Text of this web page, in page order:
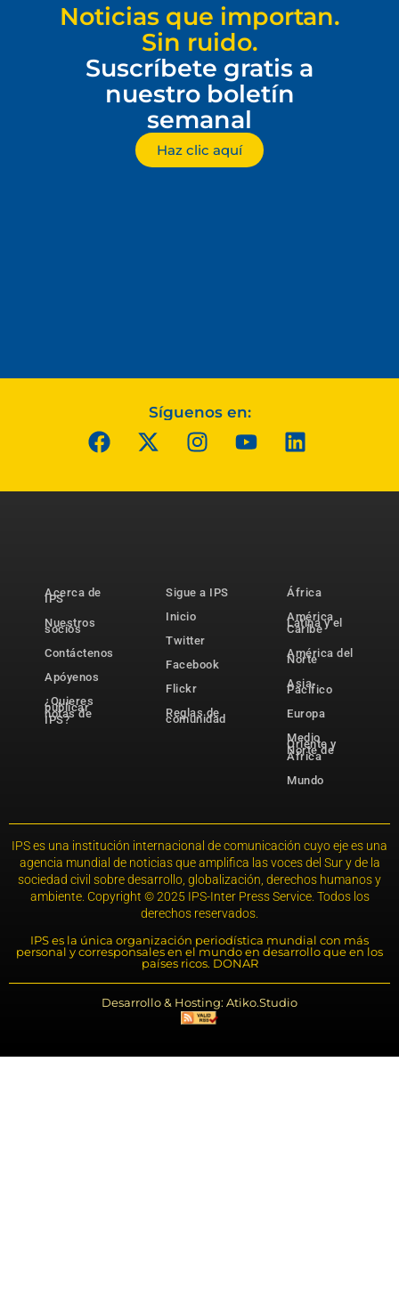
Noticias que importan.
Sin ruido.
Suscríbete gratis a
nuestro boletín
semanal
Haz clic aquí
Síguenos en:
Acerca de
IPS
Nuestros
socios
Contáctenos
Apóyenos
¿Quieres
publicar
notas de
IPS?
Sigue a IPS
Inicio
Twitter
Facebook
Flickr
Reglas de
comunidad
África
América
Latina y el
Caribe
América del
Norte
Asia-
Pacífico
Europa
Medio
Oriente y
Norte de
África
Mundo
IPS es una institución internacional de comunicación cuyo eje es una
agencia mundial de noticias que amplifica las voces del Sur y de la
sociedad civil sobre desarrollo, globalización, derechos humanos y
ambiente. Copyright © 2025 IPS-Inter Press Service. Todos los
derechos reservados.
IPS es la única organización periodística mundial con más
personal y corresponsales en el mundo en desarrollo que en los
países ricos. DONAR
Desarrollo & Hosting: Atiko.Studio